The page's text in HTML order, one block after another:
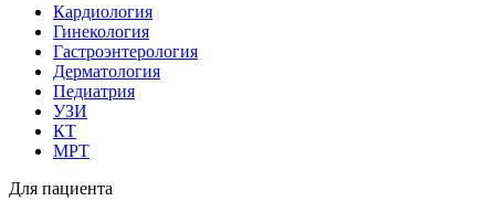
Кардиология
Гинекология
Гастроэнтерология
Дерматология
Педиатрия
УЗИ
КТ
МРТ
Для пациента